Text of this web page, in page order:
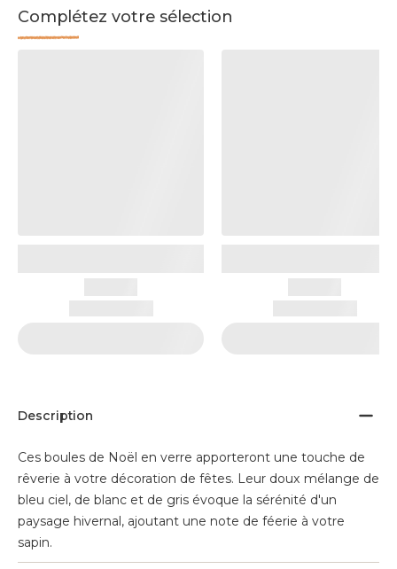
Complétez votre sélection
Description
Ces boules de Noël en verre apporteront une touche de
rêverie à votre décoration de fêtes. Leur doux mélange de
bleu ciel, de blanc et de gris évoque la sérénité d'un
paysage hivernal, ajoutant une note de féerie à votre
sapin.